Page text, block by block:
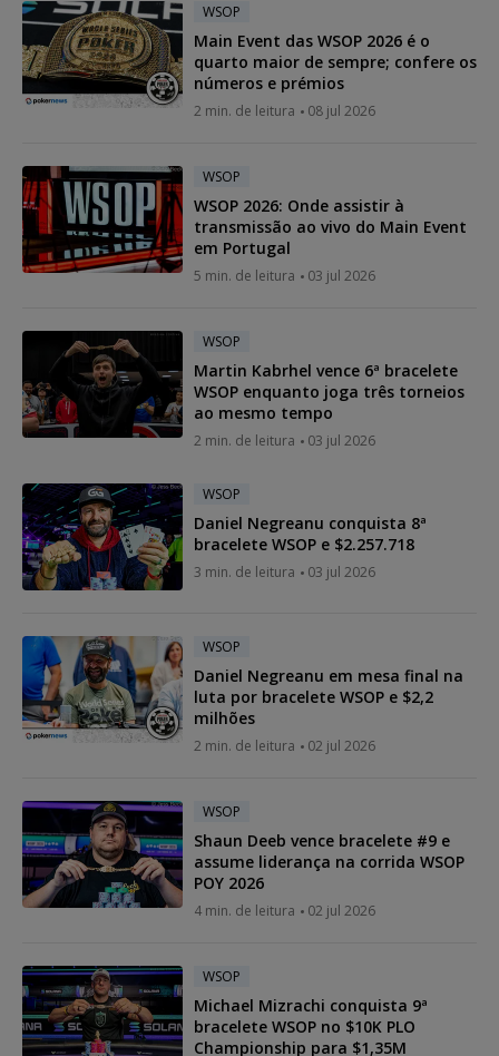
WSOP
Main Event das WSOP 2026 é o
quarto maior de sempre; confere os
números e prémios
2 min. de leitura 08 jul 2026
WSOP
WSOP 2026: Onde assistir à
transmissão ao vivo do Main Event
em Portugal
5 min. de leitura 03 jul 2026
WSOP
Martin Kabrhel vence 6ª bracelete
WSOP enquanto joga três torneios
ao mesmo tempo
2 min. de leitura 03 jul 2026
WSOP
Daniel Negreanu conquista 8ª
bracelete WSOP e $2.257.718
3 min. de leitura 03 jul 2026
WSOP
Daniel Negreanu em mesa final na
luta por bracelete WSOP e $2,2
milhões
2 min. de leitura 02 jul 2026
WSOP
Shaun Deeb vence bracelete #9 e
assume liderança na corrida WSOP
POY 2026
4 min. de leitura 02 jul 2026
WSOP
Michael Mizrachi conquista 9ª
bracelete WSOP no $10K PLO
Championship para $1,35M